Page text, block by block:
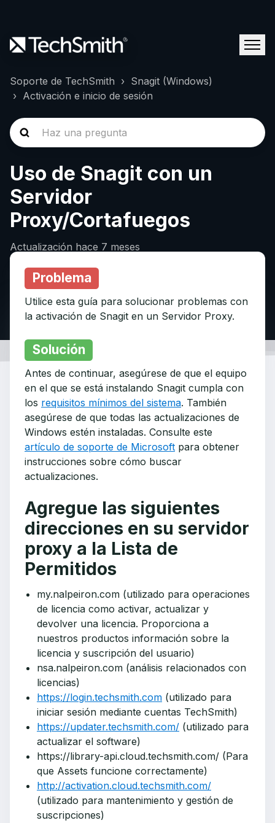
Soporte de TechSmith
Snagit (Windows)
Activación e inicio de sesión
Uso de Snagit con un
Servidor
Proxy/Cortafuegos
Actualización hace 7 meses
Problema
Utilice esta guía para solucionar problemas con
la activación de Snagit en un Servidor Proxy.
Solución
Antes de continuar, asegúrese de que el equipo
en el que se está instalando Snagit cumpla con
los requisitos mínimos del sistema. También
asegúrese de que todas las actualizaciones de
Windows estén instaladas. Consulte este
artículo de soporte de Microsoft para obtener
instrucciones sobre cómo buscar
actualizaciones.
Agregue las siguientes
direcciones en su servidor
proxy a la Lista de
Permitidos
my.nalpeiron.com (utilizado para operaciones
de licencia como activar, actualizar y
devolver una licencia. Proporciona a
nuestros productos información sobre la
licencia y suscripción del usuario)
nsa.nalpeiron.com (análisis relacionados con
licencias)
https://login.techsmith.com (utilizado para
iniciar sesión mediante cuentas TechSmith)
https://updater.techsmith.com/ (utilizado para
actualizar el software)
https://library-api.cloud.techsmith.com/ (Para
que Assets funcione correctamente)
http://activation.cloud.techsmith.com/
(utilizado para mantenimiento y gestión de
suscripciones)